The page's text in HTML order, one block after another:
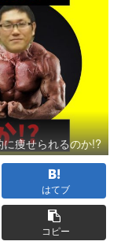
痩せられるのか!?
はてブ
コピー